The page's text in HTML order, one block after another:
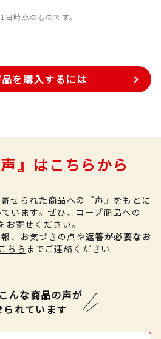
時点のものです。
を購入するには
』はこちらから
せられた商品への『声』をもとに
います。 ぜひ、コープ商品への
お寄せください。
、お気づきの点や返答が必要なお
こちら までご連絡ください
んな商品の声が
られています